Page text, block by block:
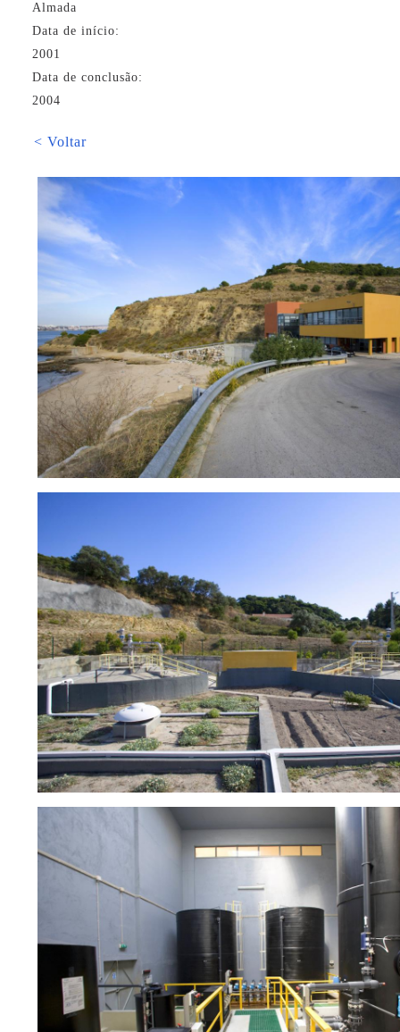
Almada
Data de início:
2001
Data de conclusão:
2004
< Voltar